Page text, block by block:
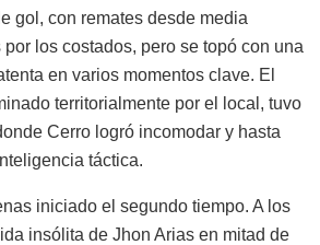
gol, con remates desde media
los costados, pero se topó con una
en varios momentos clave. El
territorialmente por el local, tuvo
Cerro logró incomodar y hasta
táctica.
iniciado el segundo tiempo. A los
insólita de Jhon Arias en mitad de